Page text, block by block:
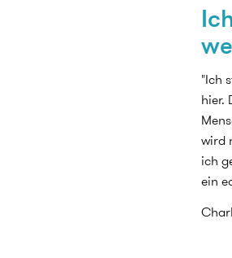
"Ich
hier.
wird
ich
ein